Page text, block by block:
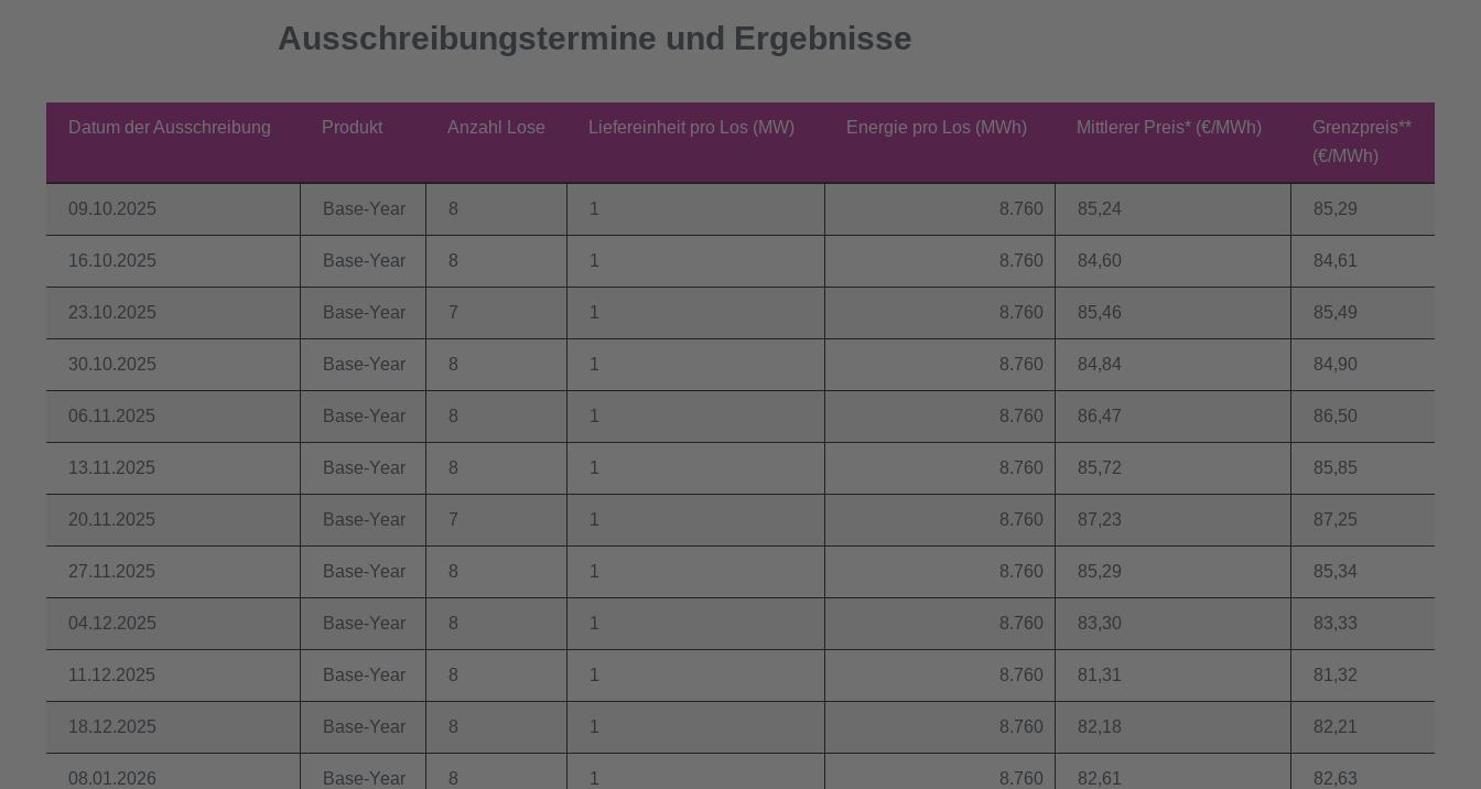
Ausschreibungstermine und Ergebnisse
Datum der Ausschreibung Produkt Anzahl Lose Liefereinheit pro Los (MW) Energie pro Los (MWh) Mittlerer Preis* (€/MWh)
Grenzpreis**
(€/MWh)
09.10.2025 Base-Year 8 1 8.760 85,24 85,29
16.10.2025 Base-Year 8 1 8.760 84,60 84,61
23.10.2025 Base-Year 7 1 8.760 85,46 85,49
30.10.2025 Base-Year 8 1 8.760 84,84 84,90
06.11.2025 Base-Year 8 1 8.760 86,47 86,50
13.11.2025 Base-Year 8 1 8.760 85,72 85,85
20.11.2025 Base-Year 7 1 8.760 87,23 87,25
27.11.2025 Base-Year 8 1 8.760 85,29 85,34
04.12.2025 Base-Year 8 1 8.760 83,30 83,33
11.12.2025 Base-Year 8 1 8.760 81,31 81,32
18.12.2025 Base-Year 8 1 8.760 82,18 82,21
08.01.2026 Base-Year 8 1 8.760 82,61 82,63